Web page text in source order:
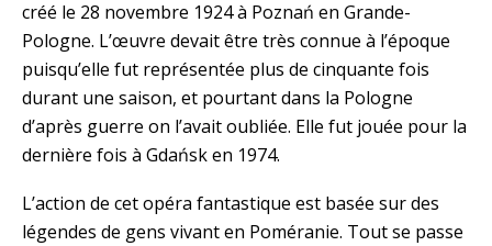
créé le 28 novembre 1924 à Poznań en Grande-
Pologne. L’œuvre devait être très connue à l’époque
puisqu’elle fut représentée plus de cinquante fois
durant une saison, et pourtant dans la Pologne
d’après guerre on l’avait oubliée. Elle fut jouée pour la
dernière fois à Gdańsk en 1974.
L’action de cet opéra fantastique est basée sur des
légendes de gens vivant en Poméranie. Tout se passe